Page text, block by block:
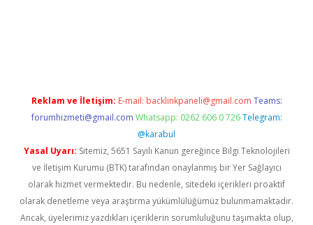
Reklam ve İletişim: E-mail: backlinkpaneli@gmail.com Teams:
forumhizmeti@gmail.com Whatsapp: 0262 606 0 726 Telegram:
@karabul
Yasal Uyarı: Sitemiz, 5651 Sayılı Kanun gereğince Bilgi Teknolojileri
ve İletişim Kurumu (BTK) tarafından onaylanmış bir Yer Sağlayıcı
olarak hizmet vermektedir. Bu nedenle, sitedeki içerikleri proaktif
olarak denetleme veya araştırma yükümlülüğümüz bulunmamaktadır.
Ancak, üyelerimiz yazdıkları içeriklerin sorumluluğunu taşımakta olup,